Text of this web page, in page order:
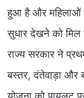
हुआ है और महिलाओं
सुधार देखने को मिल
राज्य सरकार ने
बस्तर, दंतेवाड़ा और